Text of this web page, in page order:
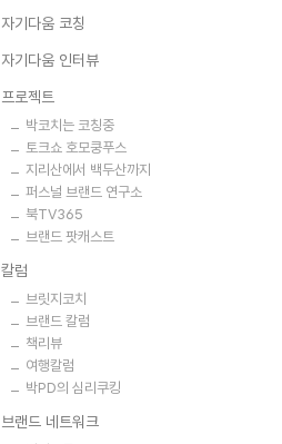
자기다움 코칭
자기다움 인터뷰
프로젝트
박코치는 코칭중
토크쇼 호모쿵푸스
지리산에서 백두산까지
퍼스널 브랜드 연구소
북TV365
브랜드 팟캐스트
칼럼
브릿지코치
브랜드 칼럼
책리뷰
여행칼럼
박PD의 심리쿠킹
브랜드 네트워크